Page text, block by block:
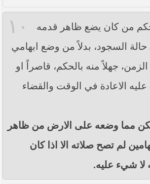
١٠
من كان يضع ظاهر قدمه
السجود، بدلاً من وضع ابهامي
جهلاً منه بالحكم، قاصراً او
الاعادة في الوقت والقضاء
مما وضعه على الارض من ظاهر
لم تصح صلاته الا اذا كان
لا شيء عليه.